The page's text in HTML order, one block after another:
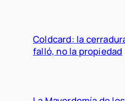
Coldcard: la
falló, no la propiedad